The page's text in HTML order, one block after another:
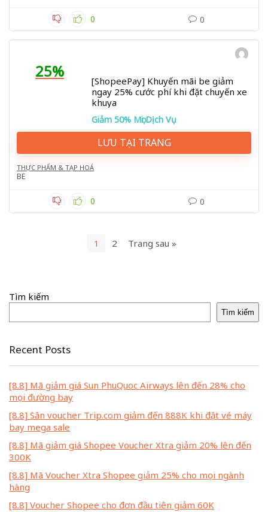
0 0
25%
[ShopeePay] Khuyến mãi be giảm
ngay 25% cước phí khi đặt chuyến xe
khuya
Giảm 50% Mọi Dịch Vụ
LƯU TẠI TRANG
THỰC PHẨM & TẠP HOÁ
BE
0 0
1 2 Trang sau »
Tìm kiếm
Tìm kiếm
Recent Posts
[8.8] Mã giảm giá Sun PhuQuoc Airways lên đến 28% cho
mọi đường bay
[8.8] Săn voucher Trip.com giảm đến 888K khi đặt vé máy
bay mega sale
[8.8] Mã giảm giá Shopee Voucher Xtra giảm 20% lên đến
300K
[8.8] Mã Voucher Xtra Shopee giảm 25% cho mọi ngành
hàng
[8.8] Voucher Shopee cho đơn đầu tiên giảm 60K